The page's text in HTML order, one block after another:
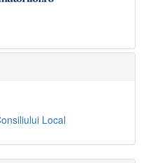
Local